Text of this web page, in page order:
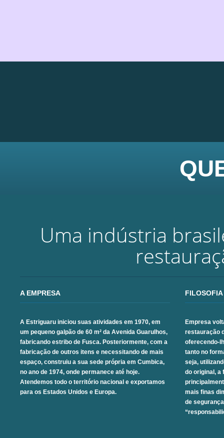
Uma indústria
A EMPRESA
A Estriguaru iniciou suas atividades em 1970, em
um pequeno galpão de 60 m² da Avenida Guarulhos,
fabricando estribo de Fusca. Posteriormente, com a
fabricação de outros itens e necessitando de mais
espaço, construiu a sua sede própria em Cumbica,
no ano de 1974, onde permanece até hoje.
Atendemos todo o território nacional e exportamos
para os Estados Unidos e Europa.
FILOSOFIA
Empresa
restauração
oferecendo-
tanto no
seja,
do original, a
mais finas
de